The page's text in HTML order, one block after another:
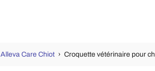
Alleva Care Chiot › Croquette vétérinaire pour